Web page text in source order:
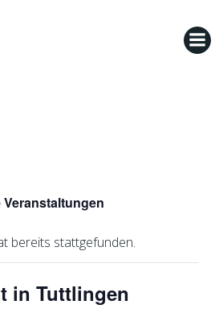
Veranstaltungen
bereits stattgefunden.
in Tuttlingen